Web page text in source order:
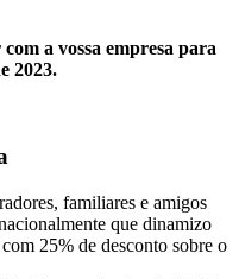
a vossa empresa para
2023.
familiares e amigos
que dinamizo
25% de desconto sobre o